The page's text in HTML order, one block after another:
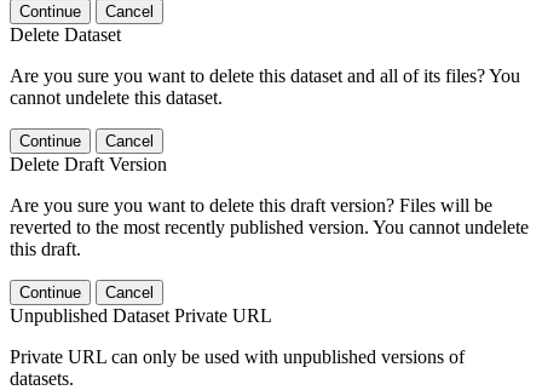
Continue Cancel
Delete Dataset
Are you sure you want to delete this dataset and all of its files? You
cannot undelete this dataset.
Continue Cancel
Delete Draft Version
Are you sure you want to delete this draft version? Files will be
reverted to the most recently published version. You cannot undelete
this draft.
Continue Cancel
Unpublished Dataset Private URL
Private URL can only be used with unpublished versions of
datasets.